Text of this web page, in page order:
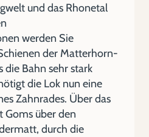
und das Rhonetal
werden Sie
der Matterhorn-
Bahn sehr stark
die Lok nun eine
Zahnrades. Über das
Goms über den
durch die